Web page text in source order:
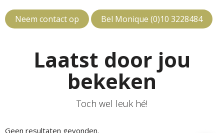
Neem contact op Bel Monique (0)10 3228484
Laatst door jou
bekeken
Toch wel leuk hé!
Geen resultaten gevonden.